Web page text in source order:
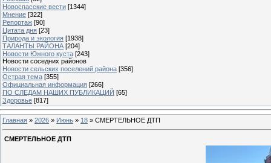
Новоспасские вести [1344]
Мнение [322]
Репортаж [90]
Цитата дня [23]
Природа и экология [1938]
ТАЛАНТЫ РАЙОНА [204]
Новости Южного куста [243]
Новости соседних районов
Новости сельских поселений района [356]
Острая тема [355]
Официальная информация [266]
ПО СЛЕДАМ НАШИХ ПУБЛИКАЦИЙ [65]
Здоровье [817]
Главная » 2026 » Июнь » 18 » СМЕРТЕЛЬНОЕ ДТП
СМЕРТЕЛЬНОЕ ДТП